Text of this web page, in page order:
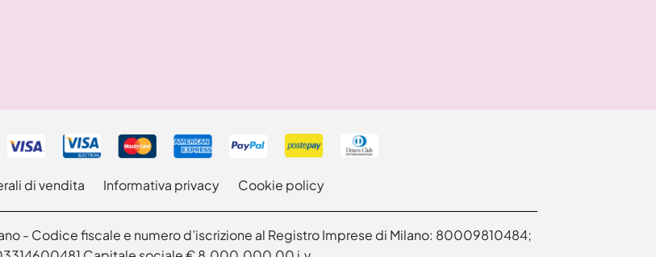
di vendita Informativa privacy Cookie policy
- Codice fiscale e numero d’iscrizione al Registro Imprese di Milano: 80009810484;